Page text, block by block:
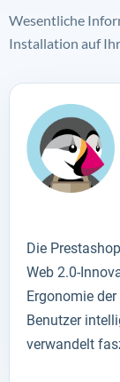
Wesentliche
Installation auf
Die
Web 2.0-
Ergonomie
Benutzer
verwandelt